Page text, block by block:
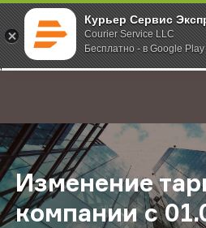
Курьер Сервис
Courier Service LLC
Бесплатно - в Google Play
;
Главная О компании Новости
Изменение
компании с